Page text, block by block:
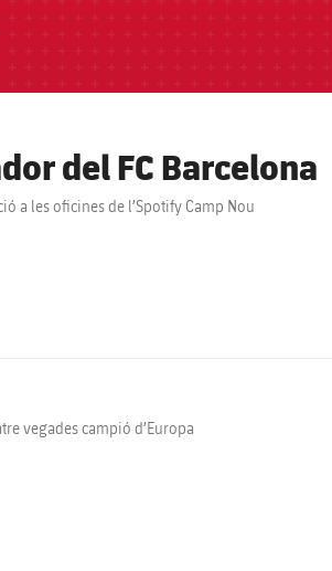
del FC Barcelona
a les oficines de l’Spotify Camp Nou
vegades campió d’Europa